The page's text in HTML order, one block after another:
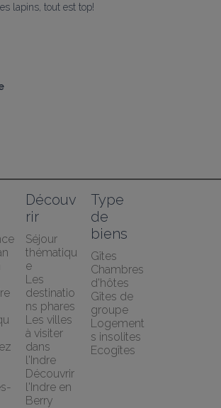
lapins, tout est top!
Découv
rir
Séjour
thématiqu
e
Les
destinatio
ns phares
Les villes
à visiter
dans
l'Indre
Découvrir
l'Indre en
Berry
Type
de
biens
Gîtes
Chambres
d'hôtes
Gîtes de
groupe
Logement
s insolites
Ecogîtes